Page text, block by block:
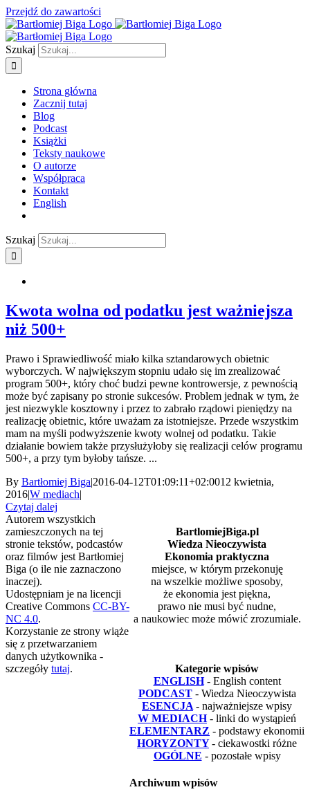
Przejdź do zawartości
Szukaj
Strona główna
Zacznij tutaj
Blog
Podcast
Książki
Teksty naukowe
O autorze
Współpraca
Kontakt
English
Szukaj
Kwota wolna od podatku jest ważniejsza
niż 500+
Prawo i Sprawiedliwość miało kilka sztandarowych obietnic
wyborczych. W największym stopniu udało się im zrealizować
program 500+, który choć budzi pewne kontrowersje, z pewnością
może być zapisany po stronie sukcesów. Problem jednak w tym, że
jest niezwykle kosztowny i przez to zabrało rządowi pieniędzy na
realizację obietnic, które uważam za istotniejsze. Przede wszystkim
mam na myśli podwyższenie kwoty wolnej od podatku. Takie
działanie bowiem także przysłużyłoby się realizacji celów programu
500+, a przy tym byłoby tańsze. ...
By Bartłomiej Biga|2016-04-12T01:09:11+02:0012 kwietnia,
2016|W mediach|
Czytaj dalej
BartlomiejBiga.pl
Wiedza Nieoczywista
Ekonomia praktyczna
miejsce, w którym przekonuję
na wszelkie możliwe sposoby,
że ekonomia jest piękna,
prawo nie musi być nudne,
a naukowiec może mówić zrozumiale.
Kategorie wpisów
ENGLISH - English content
PODCAST - Wiedza Nieoczywista
ESENCJA - najważniejsze wpisy
W MEDIACH - linki do wystąpień
ELEMENTARZ - podstawy ekonomii
HORYZONTY - ciekawostki różne
OGÓLNE - pozostałe wpisy
Archiwum wpisów
Autorem wszystkich
zamieszczonych na tej
stronie tekstów, podcastów
oraz filmów jest Bartłomiej
Biga (o ile nie zaznaczono
inaczej).
Udostępniam je na licencji
Creative Commons CC-BY-
NC 4.0.
Korzystanie ze strony wiąże
się z przetwarzaniem
danych użytkownika -
szczegóły tutaj.